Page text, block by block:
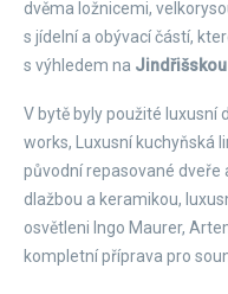
dvěma ložnicemi,
s jídelní a obývací částí,
s výhledem na Jindřišskou
V bytě byly použité luxusní
works, Luxusní kuchyňská
původní repasované dveře
dlažbou a keramikou,
osvětleni Ingo Maurer,
kompletní příprava pro